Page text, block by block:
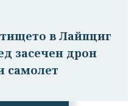
от
в Лайпциг
засечен дрон
самолет